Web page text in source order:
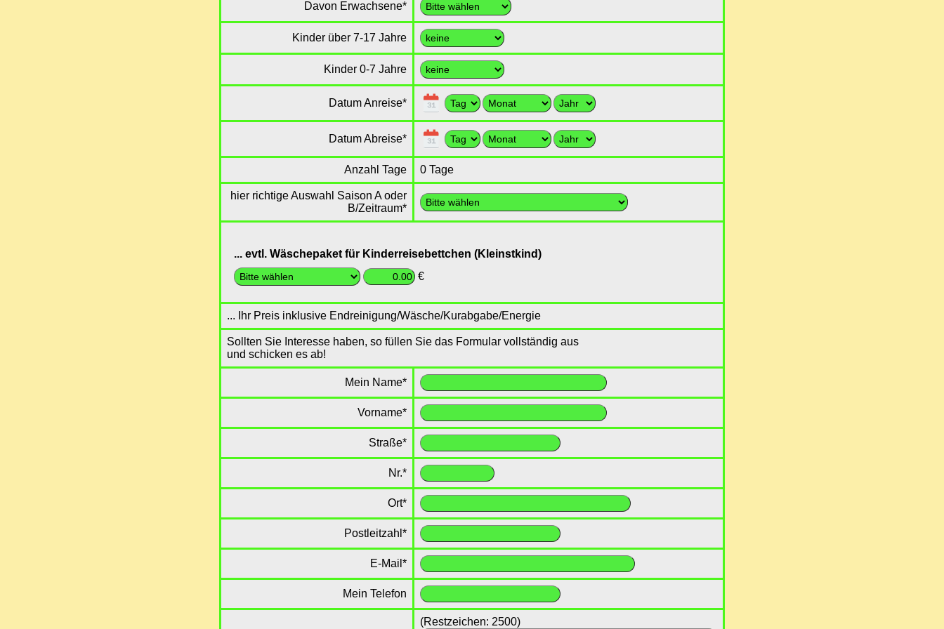
Davon Erwachsene*
Kinder über 7-17 Jahre
Kinder 0-7 Jahre
Datum Anreise*
Datum Abreise*
Anzahl Tage 0 Tage
hier richtige Auswahl Saison A oder
B/Zeitraum*
... evtl. Wäschepaket für Kinderreisebettchen (Kleinstkind)
€
... Ihr Preis inklusive Endreinigung/Wäsche/Kurabgabe/Energie
Sollten Sie Interesse haben, so füllen Sie das Formular vollständig aus
und schicken es ab!
Mein Name*
Vorname*
Straße*
Nr.*
Ort*
Postleitzahl *
E-Mail *
Mein Telefon
(Restzeichen: 2500)